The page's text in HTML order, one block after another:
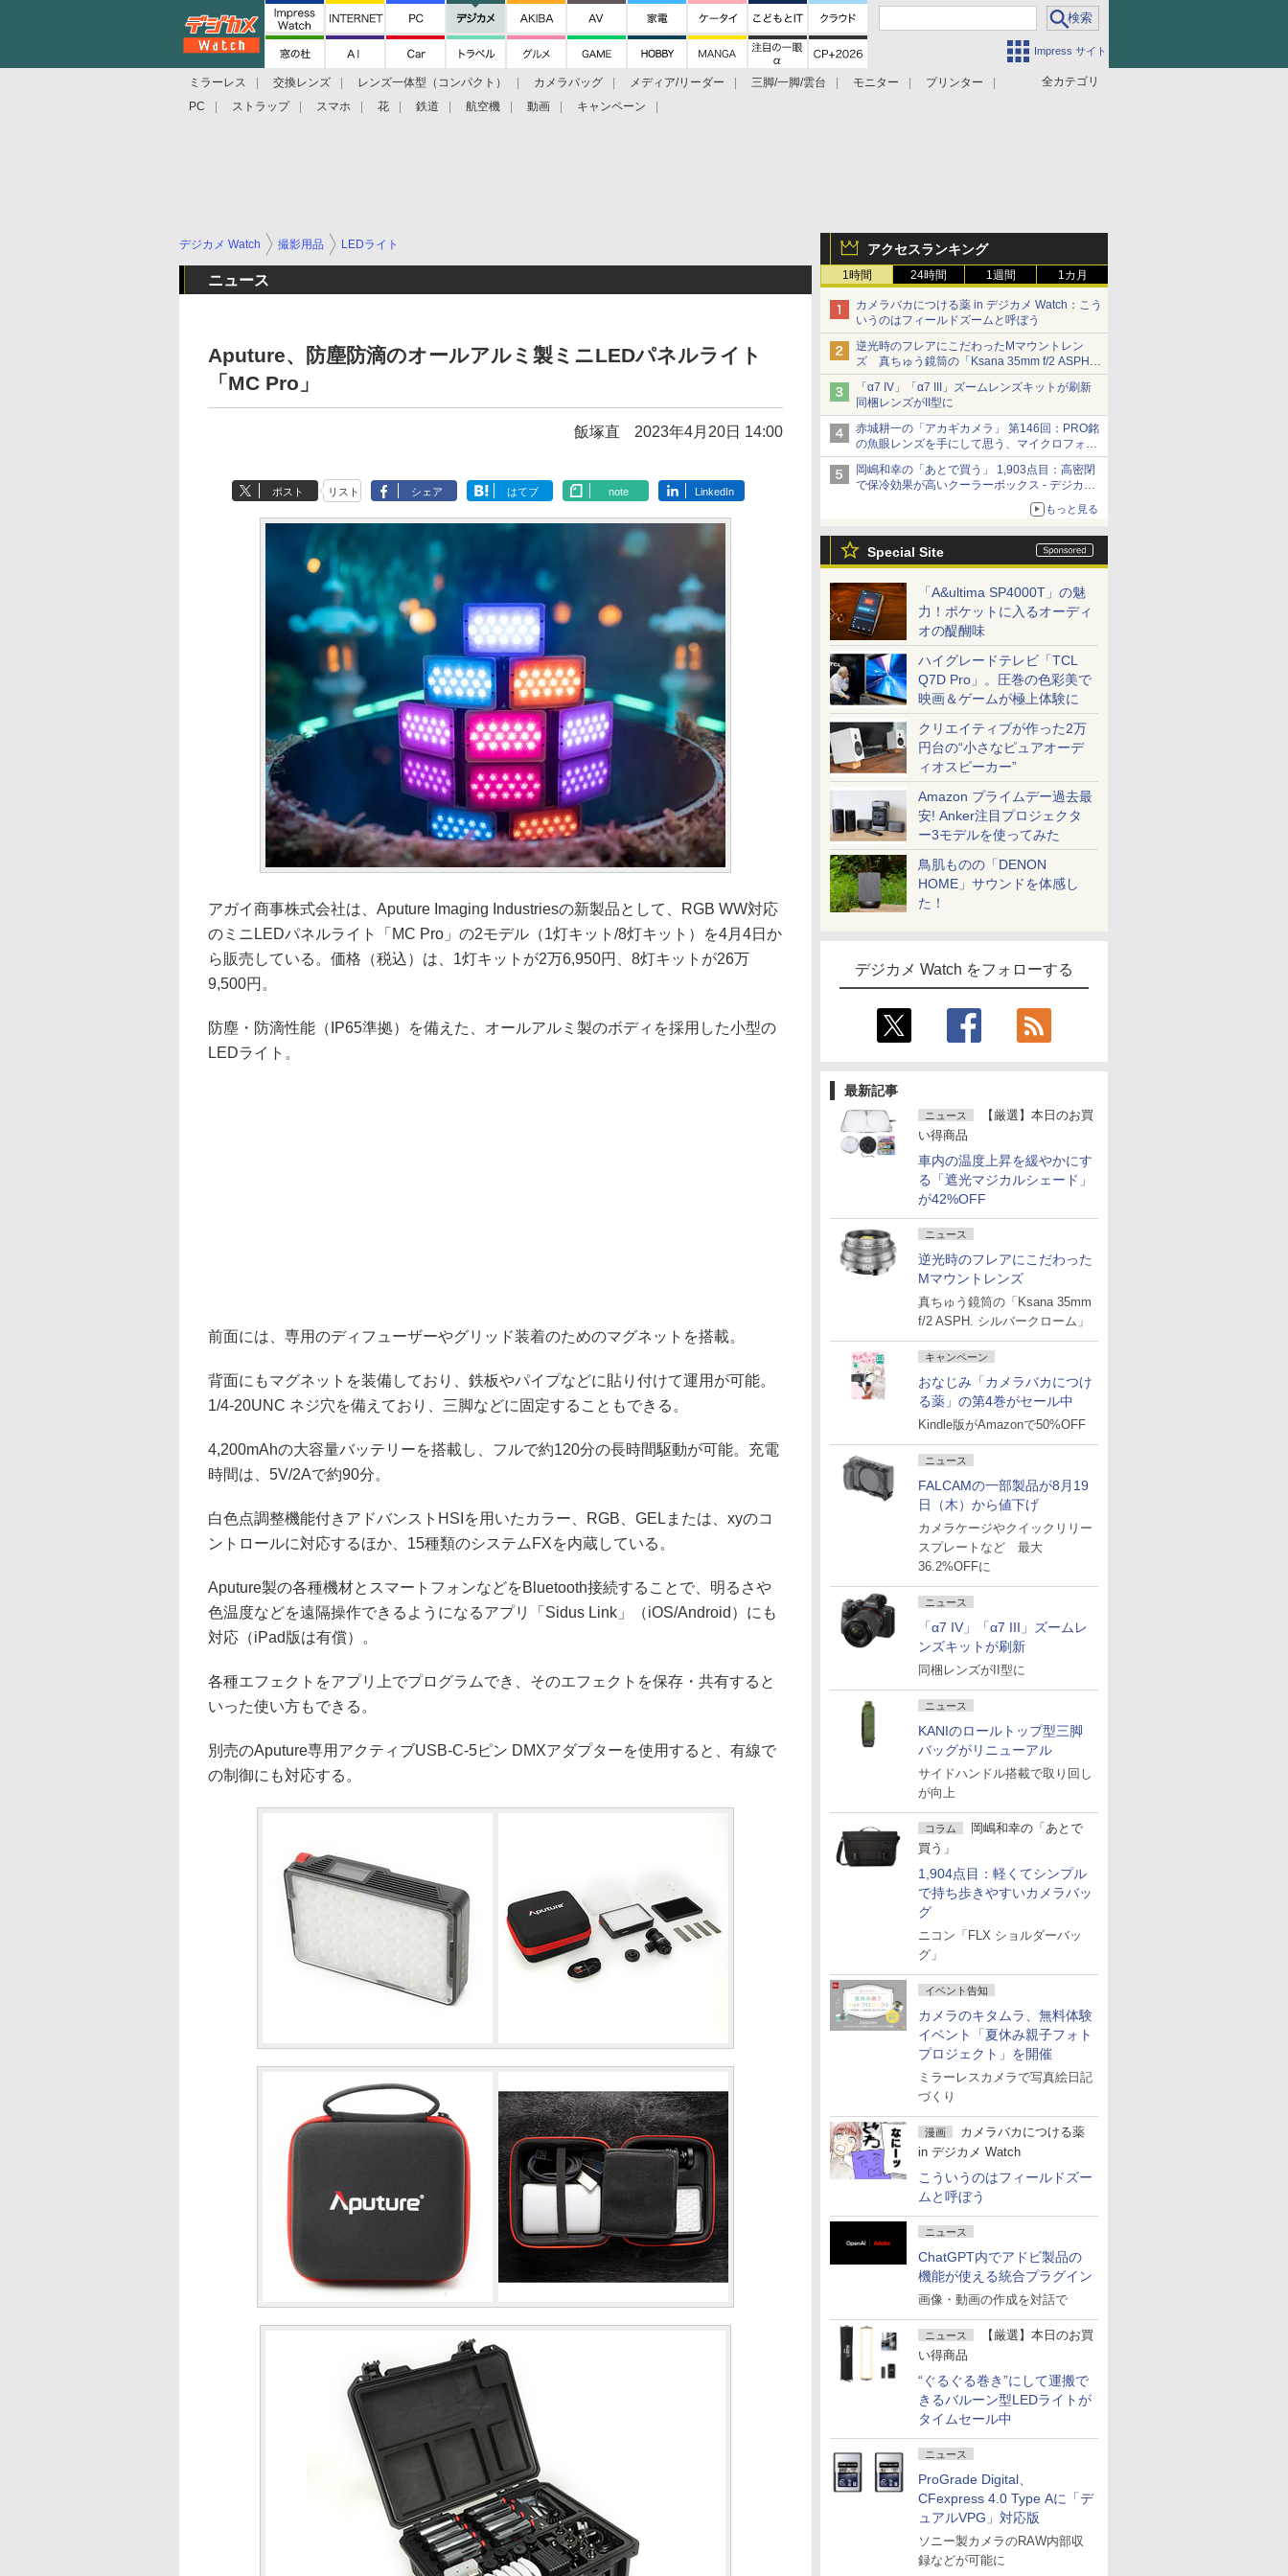
Impress サイト
全カテゴリ
ミラーレス 交換レンズ レンズ一体型（コンパクト） カメラバッグ メディア/リーダー 三脚/一脚/雲台 モニター
プリンター
PC
ストラップ スマホ 花 鉄道 航空機 動画 キャンペーン
アクセスランキング
1時間 24時間 1週間 1カ月
カメラバカにつける薬 in デジカメ Watch：こう
いうのはフィールドズームと呼ぼう
逆光時のフレアにこだわったMマウントレン
ズ 真ちゅう鏡筒の「Ksana 35mm f/2 ASPH.
シルバークローム」
「α7 IV」「α7 III」ズームレンズキットが刷新
同梱レンズがII型に
赤城耕一の「アカギカメラ」 第146回：PRO銘
の魚眼レンズを手にして思う、マイクロフォー
サーズへの期待と可能性
岡嶋和幸の「あとで買う」 1,903点目：高密閉
で保冷効果が高いクーラーボックス - デジカメ
もっと見る
Special Site
「A&ultima SP4000T」の魅
力！ポケットに入るオーディ
オの醍醐味
ハイグレードテレビ「TCL
Q7D Pro」。圧巻の色彩美で
映画＆ゲームが極上体験に
クリエイティブが作った2万
円台の“小さなピュアオーデ
ィオスピーカー”
Amazon プライムデー過去最
安! Anker注目プロジェクタ
ー3モデルを使ってみた
鳥肌ものの「DENON
HOME」サウンドを体感し
た！
デジカメ Watch をフォローする
最新記事
ニュース
【厳選】本日のお買
い得商品
車内の温度上昇を緩やかにす
る「遮光マジカルシェード」
が42%OFF
ニュース
逆光時のフレアにこだわった
Mマウントレンズ
真ちゅう鏡筒の「Ksana 35mm
f/2 ASPH. シルバークローム」
キャンペーン
おなじみ「カメラバカにつけ
る薬」の第4巻がセール中
Kindle版がAmazonで50%OFF
ニュース
FALCAMの一部製品が8月19
日（木）から値下げ
カメラケージやクイックリリー
スプレートなど 最大
36.2%OFFに
ニュース
「α7 IV」「α7 III」ズームレ
ンズキットが刷新
同梱レンズがII型に
ニュース
KANIのロールトップ型三脚
バッグがリニューアル
サイドハンドル搭載で取り回し
が向上
コラム
岡嶋和幸の「あとで
買う」
1,904点目：軽くてシンプル
で持ち歩きやすいカメラバッ
グ
ニコン「FLX ショルダーバッ
グ」
イベント告知
カメラのキタムラ、無料体験
イベント「夏休み親子フォト
プロジェクト」を開催
ミラーレスカメラで写真絵日記
づくり
漫画
カメラバカにつける薬
in デジカメ Watch
こういうのはフィールドズー
ムと呼ぼう
ニュース
ChatGPT内でアドビ製品の
機能が使える統合プラグイン
画像・動画の作成を対話で
ニュース
【厳選】本日のお買
い得商品
“ぐるぐる巻き”にして運搬で
きるバルーン型LEDライトが
タイムセール中
ニュース
ProGrade Digital、
CFexpress 4.0 Type Aに「デ
ュアルVPG」対応版
ソニー製カメラのRAW内部収
録などが可能に
デジカメ Watch 撮影用品 LEDライト
ニュース
Aputure、防塵防滴のオールアルミ製ミニLEDパネルライト
「MC Pro」
飯塚直 2023年4月20日 14:00
ポスト リスト シェア はてブ note LinkedIn
アガイ商事株式会社は、Aputure Imaging Industriesの新製品として、RGB WW対応
のミニLEDパネルライト「MC Pro」の2モデル（1灯キット/8灯キット）を4月4日か
ら販売している。価格（税込）は、1灯キットが2万6,950円、8灯キットが26万
9,500円。
防塵・防滴性能（IP65準拠）を備えた、オールアルミ製のボディを採用した小型の
LEDライト。
前面には、専用のディフューザーやグリッド装着のためのマグネットを搭載。
背面にもマグネットを装備しており、鉄板やパイプなどに貼り付けて運用が可能。
1/4-20UNC ネジ穴を備えており、三脚などに固定することもできる。
4,200mAhの大容量バッテリーを搭載し、フルで約120分の長時間駆動が可能。充電
時間は、5V/2Aで約90分。
白色点調整機能付きアドバンストHSIを用いたカラー、RGB、GELまたは、xyのコ
ントロールに対応するほか、15種類のシステムFXを内蔵している。
Aputure製の各種機材とスマートフォンなどをBluetooth接続することで、明るさや
色温度などを遠隔操作できるようになるアプリ「Sidus Link」（iOS/Android）にも
対応（iPad版は有償）。
各種エフェクトをアプリ上でプログラムでき、そのエフェクトを保存・共有すると
いった使い方もできる。
別売のAputure専用アクティブUSB-C-5ピン DMXアダプターを使用すると、有線で
の制御にも対応する。